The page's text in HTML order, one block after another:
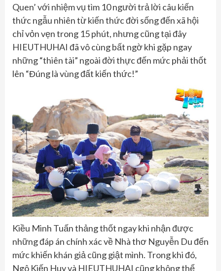
Quen’ với nhiệm vụ tìm 10 người trả lời câu kiến
thức ngẫu nhiên từ kiến thức đời sống đến xã hội
chỉ vỏn vẹn trong 15 phút, nhưng cũng tại đây
HIEUTHUHAI đã vô cùng bất ngờ khi gặp ngay
những “thiên tài” ngoài đời thực đến mức phải thốt
lên “Đúng là vùng đất kiến thức!”
Kiều Minh Tuấn thảng thốt ngay khi nhận được
những đáp án chính xác về Nhà thơ Nguyễn Du đến
mức khiến khán giả cũng giật mình. Trong khi đó,
Ngô Kiến Huy và HIEUTHUHAI cũng không thể